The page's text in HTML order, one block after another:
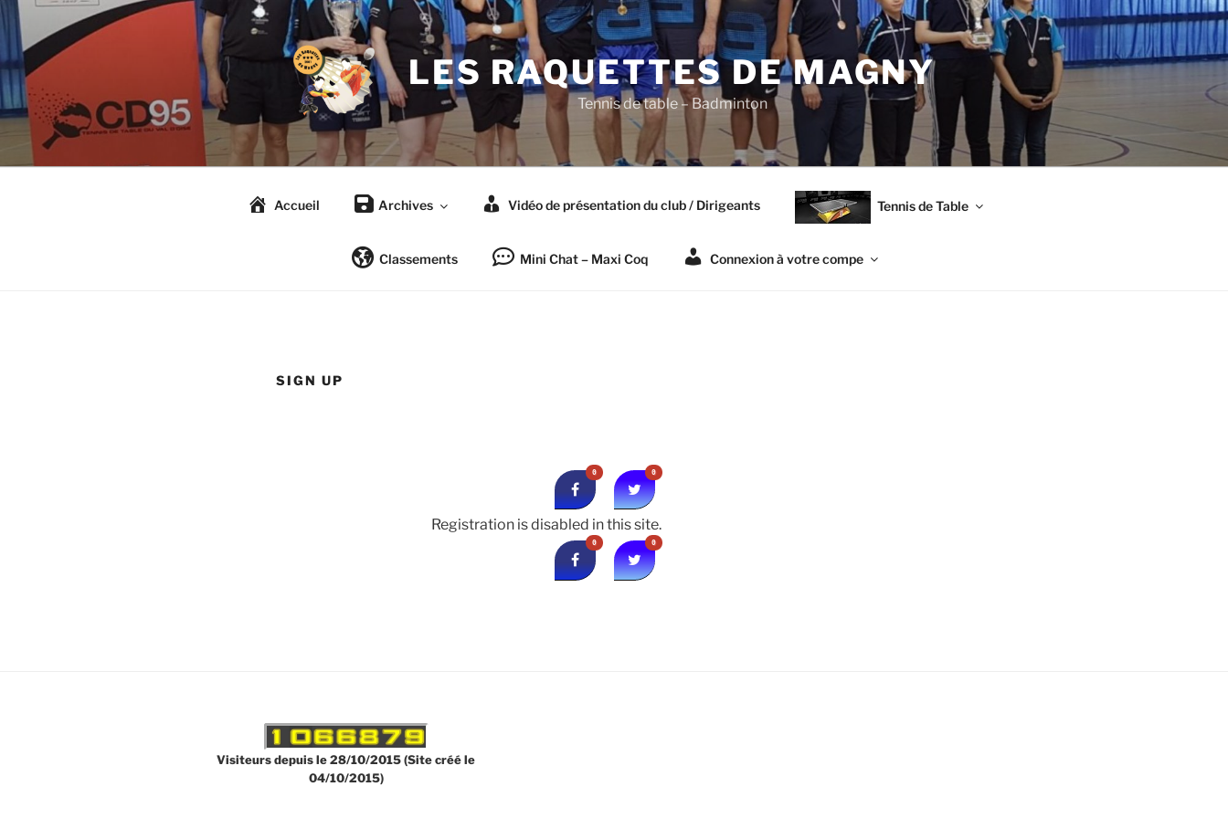
Aller
au
contenu
principal
LES RAQUETTES DE MAGNY
Tennis de table – Badminton
Accueil Archives Vidéo de présentation du club / Dirigeants Tennis de Table
Classements Mini Chat – Maxi Coq Connexion à votre compe
SIGN UP
0 0
Registration is disabled in this site.
0 0
Visiteurs depuis le 28/10/2015 (Site créé le
04/10/2015)